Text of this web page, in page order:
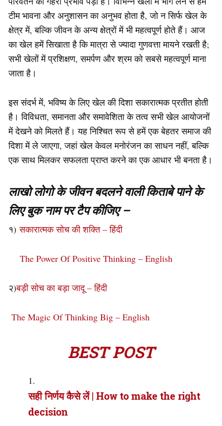
टीम भावना और अनुशासन का अनुभव होता है, जो न सिर्फ खेल के
क्षेत्र में, बल्कि जीवन के अन्य क्षेत्रों में भी महत्वपूर्ण होते हैं। आज
का खेल हमें सिखाता है कि मात्रा से ज्यादा गुणवत्ता मायने रखती है;
सभी खेलों में प्रशिक्षण, समर्पण और श्रम को सबसे महत्वपूर्ण माना
जाता है।
इस संदर्भ में, भविष्य के लिए खेल की दिशा सकारात्मक प्रतीत होती
है। विविधता, समानता और समावेशिता के तत्व सभी खेल आयोजनों
में देखने को मिलते हैं। यह निश्चित रूप से हमें एक बेहतर समाज की
दिशा में ले जाएगा, जहां खेल केवल मनोरंजन का साधन नहीं, बल्कि
एक साथ मिलकर सफलता प्राप्त करने का एक आधार भी बनता है।
लाखो लोगो के जीवन बदलने वाली किताबे पाने के
लिए बुक नाम पर टैप कीजिए –
१)सकारात्मक सोच की शक्ति – हिंदी
The Power Of Positive Thinking – English
२)बड़ी सोच का बड़ा जादू – हिंदी
The Magic Of Thinking Big – English
BEST POST
सही निर्णय कैसे लें | How to make the right
decision